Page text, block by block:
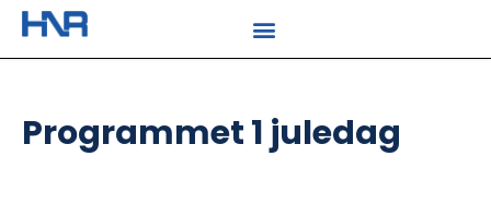
Programmet 1 juledag